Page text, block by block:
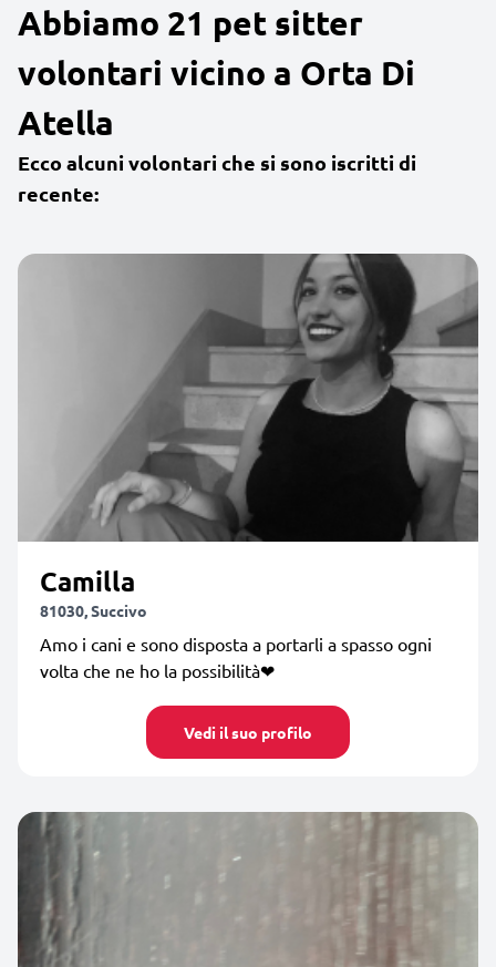
Abbiamo 21 pet sitter
volontari vicino a Orta Di
Atella
Ecco alcuni volontari che si sono iscritti di
recente:
Camilla
81030, Succivo
Amo i cani e sono disposta a portarli a spasso ogni
volta che ne ho la possibilità❤
Vedi il suo profilo